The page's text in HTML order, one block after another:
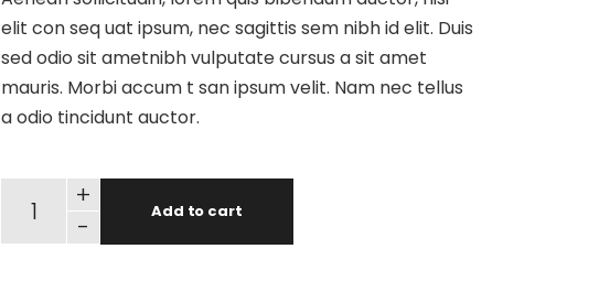
elit con seq uat ipsum, nec sagittis sem nibh id elit. Duis
sed odio sit ametnibh vulputate cursus a sit amet
mauris. Morbi accum t san ipsum velit. Nam nec tellus
a odio tincidunt auctor.
-
+
Add to cart